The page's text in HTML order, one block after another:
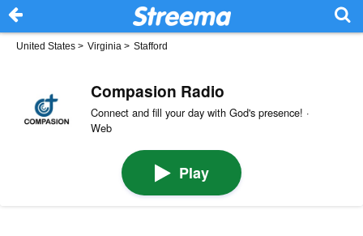
United States > Virginia > Stafford
Compasion Radio
Connect and fill your day with God's presence! ·
Web
Play